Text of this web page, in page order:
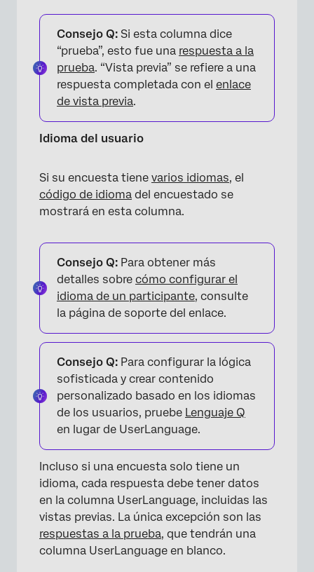
×
Consejo Q: Si esta columna dice
“prueba”, esto fue una respuesta a la
prueba. “Vista previa” se refiere a una
respuesta completada con el enlace
de vista previa.
Idioma del usuario
Si su encuesta tiene varios idiomas, el
código de idioma del encuestado se
mostrará en esta columna.
Consejo Q: Para obtener más
detalles sobre cómo configurar el
idioma de un participante, consulte
la página de soporte del enlace.
Consejo Q: Para configurar la lógica
sofisticada y crear contenido
personalizado basado en los idiomas
de los usuarios, pruebe Lenguaje Q
en lugar de UserLanguage.
Incluso si una encuesta solo tiene un
idioma, cada respuesta debe tener datos
en la columna UserLanguage, incluidas las
vistas previas. La única excepción son las
respuestas a la prueba, que tendrán una
columna UserLanguage en blanco.